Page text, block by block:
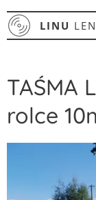
LINU
TAŚMA
rolce